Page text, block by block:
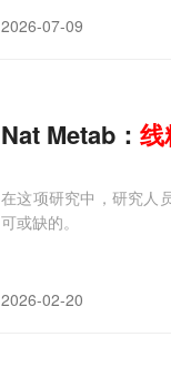
2026-07-09
Nat Metab： 线
在这项研究中，研究人
可或缺的。
2026-02-20